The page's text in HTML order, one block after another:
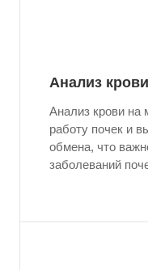
Анализ
Анализ крови на
работу почек и
обмена, что
заболеваний